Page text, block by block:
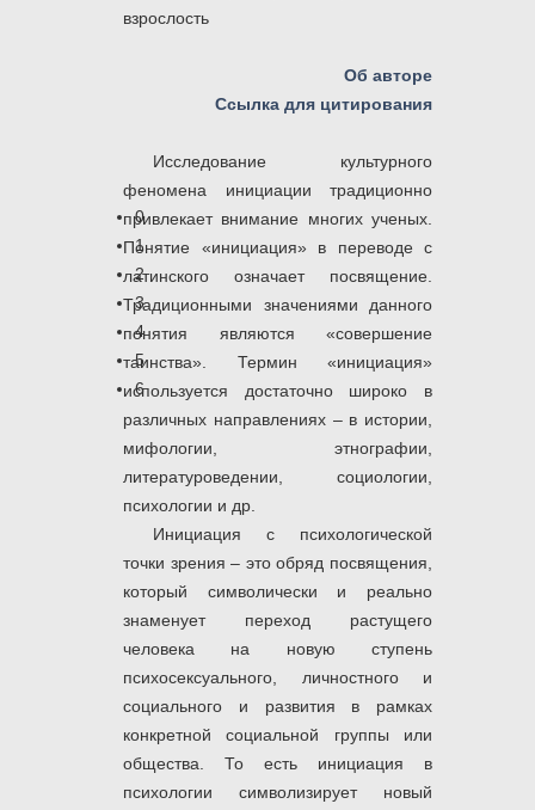
0
1
2
3
4
5
6
взрослость
Об авторе
Ссылка для цитирования
Исследование культурного
феномена инициации традиционно
привлекает внимание многих ученых.
Понятие «инициация» в переводе с
латинского означает посвящение.
Традиционными значениями данного
понятия являются «совершение
таинства». Термин «инициация»
используется достаточно широко в
различных направлениях – в истории,
мифологии, этнографии,
литературоведении, социологии,
психологии и др.
Инициация с психологической
точки зрения – это обряд посвящения,
который символически и реально
знаменует переход растущего
человека на новую ступень
психосексуального, личностного и
социального и развития в рамках
конкретной социальной группы или
общества. То есть инициация в
психологии символизирует новый